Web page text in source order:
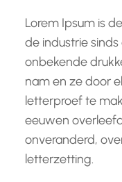
Lorem Ipsum is
de industrie
onbekende
nam en ze door
letterproef te
eeuwen
onveranderd,
letterzetting.